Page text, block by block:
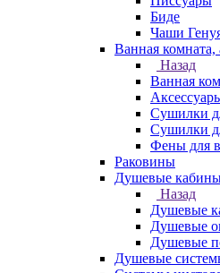
Биде
Чаши
Ванная комната,
Назад
Ванная
Сушилки
Сушилки
Фены для
Раковины
Душевые
Назад
Душевые
Душевые
Душевые
Душевые